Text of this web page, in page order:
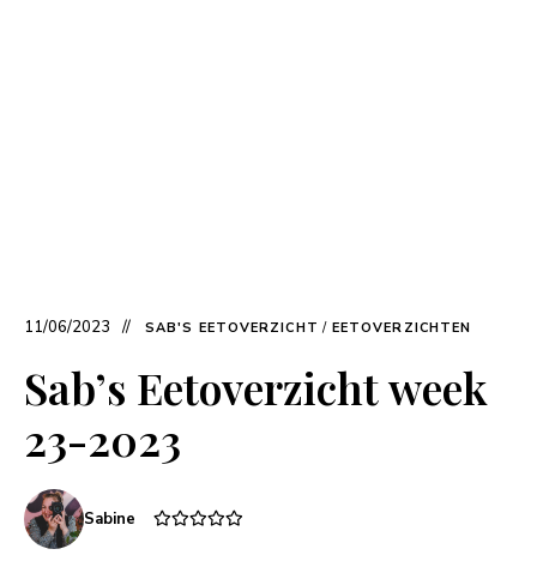
11/06/2023 SAB'S EETOVERZICHT / EETOVERZICHTEN
Sab’s Eetoverzicht week
23-2023
Sabine